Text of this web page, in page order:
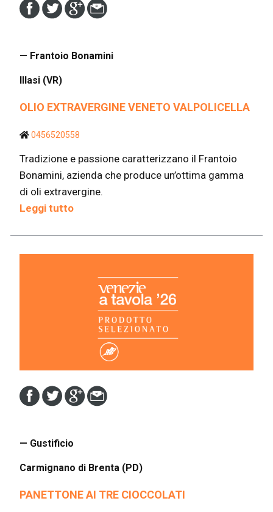
— Frantoio Bonamini
Illasi (VR)
OLIO EXTRAVERGINE VENETO VALPOLICELLA
0456520558
Tradizione e passione caratterizzano il Frantoio
Bonamini, azienda che produce un’ottima gamma
di oli extravergine.
Leggi tutto
— Gustificio
Carmignano di Brenta (PD)
PANETTONE AI TRE CIOCCOLATI